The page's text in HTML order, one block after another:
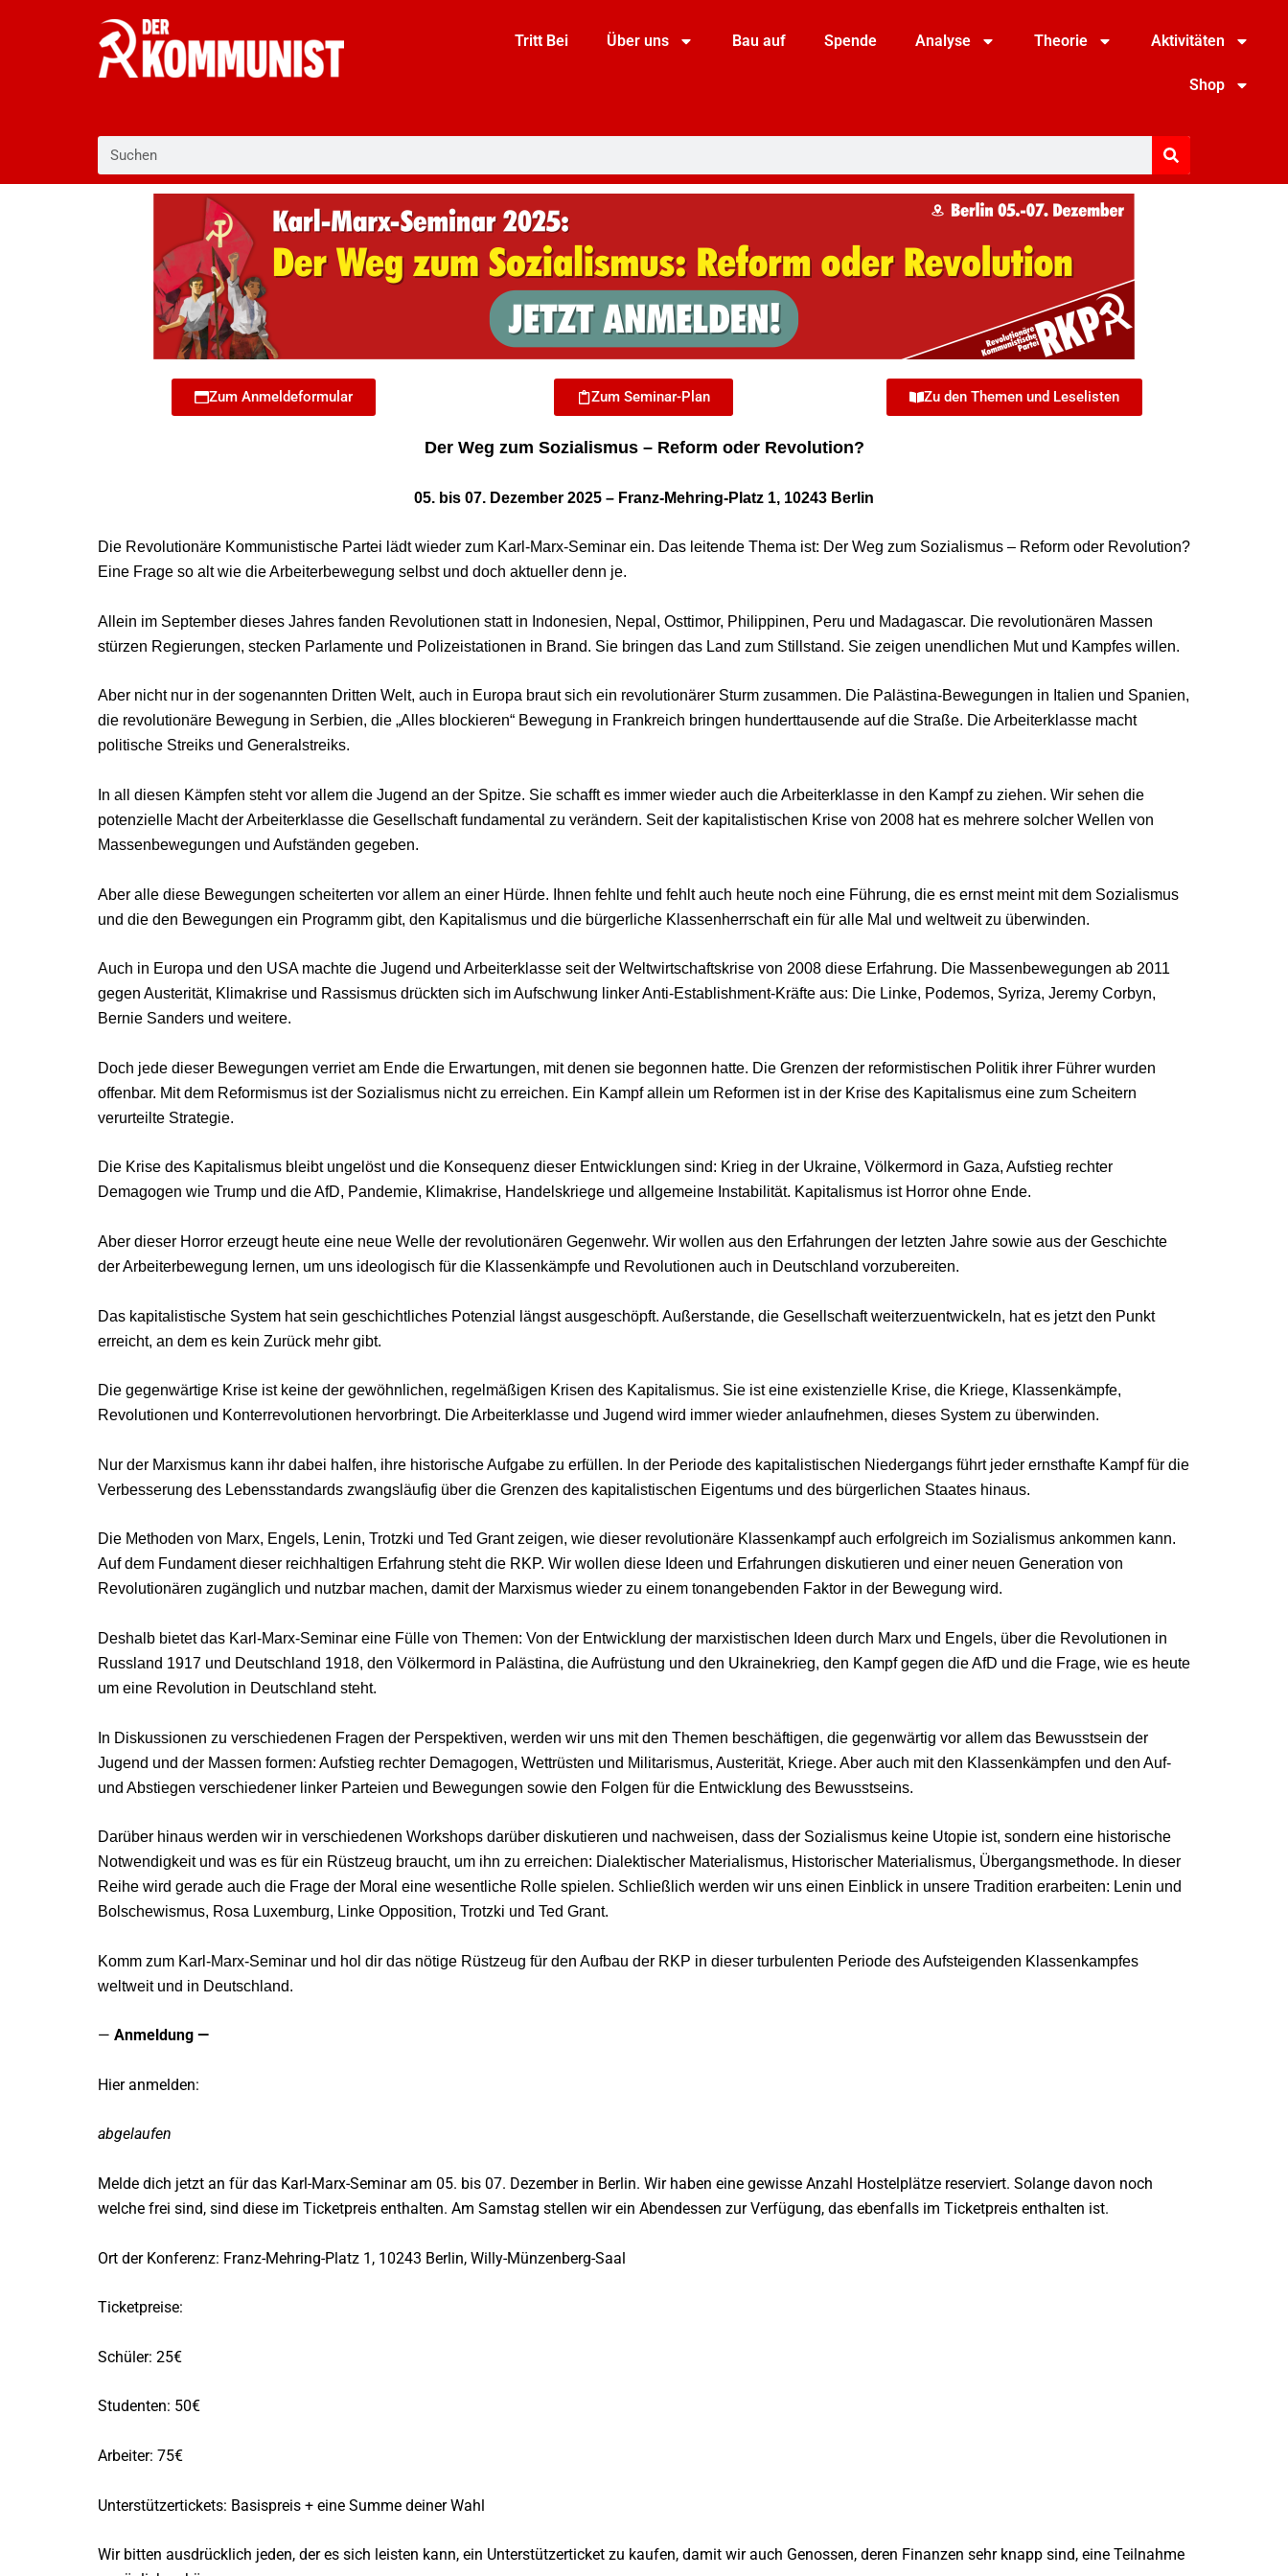
Tritt Bei Über uns Bau auf Spende Analyse Theorie Aktivitäten
Shop
Zum Anmeldeformular Zum Seminar-Plan Zu den Themen und Leselisten
Der Weg zum Sozialismus – Reform oder Revolution?
05. bis 07. Dezember 2025 – Franz-Mehring-Platz 1, 10243 Berlin
Die Revolutionäre Kommunistische Partei lädt wieder zum Karl-Marx-Seminar ein. Das leitende Thema ist: Der Weg zum Sozialismus – Reform oder Revolution?
Eine Frage so alt wie die Arbeiterbewegung selbst und doch aktueller denn je.
Allein im September dieses Jahres fanden Revolutionen statt in Indonesien, Nepal, Osttimor, Philippinen, Peru und Madagascar. Die revolutionären Massen
stürzen Regierungen, stecken Parlamente und Polizeistationen in Brand. Sie bringen das Land zum Stillstand. Sie zeigen unendlichen Mut und Kampfes willen.
Aber nicht nur in der sogenannten Dritten Welt, auch in Europa braut sich ein revolutionärer Sturm zusammen. Die Palästina-Bewegungen in Italien und Spanien,
die revolutionäre Bewegung in Serbien, die „Alles blockieren“ Bewegung in Frankreich bringen hunderttausende auf die Straße. Die Arbeiterklasse macht
politische Streiks und Generalstreiks.
In all diesen Kämpfen steht vor allem die Jugend an der Spitze. Sie schafft es immer wieder auch die Arbeiterklasse in den Kampf zu ziehen. Wir sehen die
potenzielle Macht der Arbeiterklasse die Gesellschaft fundamental zu verändern. Seit der kapitalistischen Krise von 2008 hat es mehrere solcher Wellen von
Massenbewegungen und Aufständen gegeben.
Aber alle diese Bewegungen scheiterten vor allem an einer Hürde. Ihnen fehlte und fehlt auch heute noch eine Führung, die es ernst meint mit dem Sozialismus
und die den Bewegungen ein Programm gibt, den Kapitalismus und die bürgerliche Klassenherrschaft ein für alle Mal und weltweit zu überwinden.
Auch in Europa und den USA machte die Jugend und Arbeiterklasse seit der Weltwirtschaftskrise von 2008 diese Erfahrung. Die Massenbewegungen ab 2011
gegen Austerität, Klimakrise und Rassismus drückten sich im Aufschwung linker Anti-Establishment-Kräfte aus: Die Linke, Podemos, Syriza, Jeremy Corbyn,
Bernie Sanders und weitere.
Doch jede dieser Bewegungen verriet am Ende die Erwartungen, mit denen sie begonnen hatte. Die Grenzen der reformistischen Politik ihrer Führer wurden
offenbar. Mit dem Reformismus ist der Sozialismus nicht zu erreichen. Ein Kampf allein um Reformen ist in der Krise des Kapitalismus eine zum Scheitern
verurteilte Strategie.
Die Krise des Kapitalismus bleibt ungelöst und die Konsequenz dieser Entwicklungen sind: Krieg in der Ukraine, Völkermord in Gaza, Aufstieg rechter
Demagogen wie Trump und die AfD, Pandemie, Klimakrise, Handelskriege und allgemeine Instabilität. Kapitalismus ist Horror ohne Ende.
Aber dieser Horror erzeugt heute eine neue Welle der revolutionären Gegenwehr. Wir wollen aus den Erfahrungen der letzten Jahre sowie aus der Geschichte
der Arbeiterbewegung lernen, um uns ideologisch für die Klassenkämpfe und Revolutionen auch in Deutschland vorzubereiten.
Das kapitalistische System hat sein geschichtliches Potenzial längst ausgeschöpft. Außerstande, die Gesellschaft weiterzuentwickeln, hat es jetzt den Punkt
erreicht, an dem es kein Zurück mehr gibt.
Die gegenwärtige Krise ist keine der gewöhnlichen, regelmäßigen Krisen des Kapitalismus. Sie ist eine existenzielle Krise, die Kriege, Klassenkämpfe,
Revolutionen und Konterrevolutionen hervorbringt. Die Arbeiterklasse und Jugend wird immer wieder anlaufnehmen, dieses System zu überwinden.
Nur der Marxismus kann ihr dabei halfen, ihre historische Aufgabe zu erfüllen. In der Periode des kapitalistischen Niedergangs führt jeder ernsthafte Kampf für die
Verbesserung des Lebensstandards zwangsläufig über die Grenzen des kapitalistischen Eigentums und des bürgerlichen Staates hinaus.
Die Methoden von Marx, Engels, Lenin, Trotzki und Ted Grant zeigen, wie dieser revolutionäre Klassenkampf auch erfolgreich im Sozialismus ankommen kann.
Auf dem Fundament dieser reichhaltigen Erfahrung steht die RKP. Wir wollen diese Ideen und Erfahrungen diskutieren und einer neuen Generation von
Revolutionären zugänglich und nutzbar machen, damit der Marxismus wieder zu einem tonangebenden Faktor in der Bewegung wird.
Deshalb bietet das Karl-Marx-Seminar eine Fülle von Themen: Von der Entwicklung der marxistischen Ideen durch Marx und Engels, über die Revolutionen in
Russland 1917 und Deutschland 1918, den Völkermord in Palästina, die Aufrüstung und den Ukrainekrieg, den Kampf gegen die AfD und die Frage, wie es heute
um eine Revolution in Deutschland steht.
In Diskussionen zu verschiedenen Fragen der Perspektiven, werden wir uns mit den Themen beschäftigen, die gegenwärtig vor allem das Bewusstsein der
Jugend und der Massen formen: Aufstieg rechter Demagogen, Wettrüsten und Militarismus, Austerität, Kriege. Aber auch mit den Klassenkämpfen und den Auf-
und Abstiegen verschiedener linker Parteien und Bewegungen sowie den Folgen für die Entwicklung des Bewusstseins.
Darüber hinaus werden wir in verschiedenen Workshops darüber diskutieren und nachweisen, dass der Sozialismus keine Utopie ist, sondern eine historische
Notwendigkeit und was es für ein Rüstzeug braucht, um ihn zu erreichen: Dialektischer Materialismus, Historischer Materialismus, Übergangsmethode. In dieser
Reihe wird gerade auch die Frage der Moral eine wesentliche Rolle spielen. Schließlich werden wir uns einen Einblick in unsere Tradition erarbeiten: Lenin und
Bolschewismus, Rosa Luxemburg, Linke Opposition, Trotzki und Ted Grant.
Komm zum Karl-Marx-Seminar und hol dir das nötige Rüstzeug für den Aufbau der RKP in dieser turbulenten Periode des Aufsteigenden Klassenkampfes
weltweit und in Deutschland.
— Anmeldung —
Hier anmelden:
abgelaufen
Melde dich jetzt an für das Karl-Marx-Seminar am 05. bis 07. Dezember in Berlin. Wir haben eine gewisse Anzahl Hostelplätze reserviert. Solange davon noch
welche frei sind, sind diese im Ticketpreis enthalten. Am Samstag stellen wir ein Abendessen zur Verfügung, das ebenfalls im Ticketpreis enthalten ist.
Ort der Konferenz: Franz-Mehring-Platz 1, 10243 Berlin, Willy-Münzenberg-Saal
Ticketpreise:
Schüler: 25€
Studenten: 50€
Arbeiter: 75€
Unterstützertickets: Basispreis + eine Summe deiner Wahl
Wir bitten ausdrücklich jeden, der es sich leisten kann, ein Unterstützerticket zu kaufen, damit wir auch Genossen, deren Finanzen sehr knapp sind, eine Teilnahme